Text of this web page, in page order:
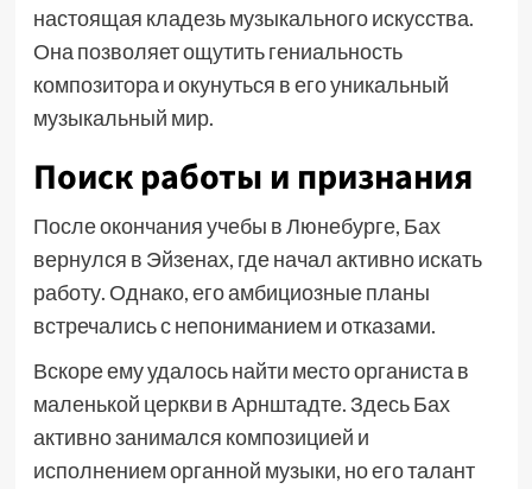
настоящая кладезь музыкального искусства.
Она позволяет ощутить гениальность
композитора и окунуться в его уникальный
музыкальный мир.
Поиск работы и признания
После окончания учебы в Люнебурге, Бах
вернулся в Эйзенах, где начал активно искать
работу. Однако, его амбициозные планы
встречались с непониманием и отказами.
Вскоре ему удалось найти место органиста в
маленькой церкви в Арнштадте. Здесь Бах
активно занимался композицией и
исполнением органной музыки, но его талант